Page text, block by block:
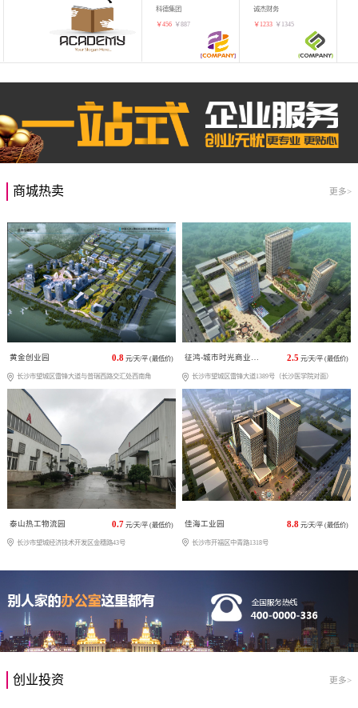
科德集团
￥456 ￥887
诚杰财务
￥ 1233 ￥ 1345
商城热卖 更多>
黄金创业园 0.8 元/天/平 (最低价)
长沙市望城区雷锋大道与普瑞西路交汇处西南角
征鸿-城市时光商业广场 2.5 元/天/平 (最低价)
长沙市望城区雷锋大道1389号（长沙医学院对面）
泰山热工物流园 0.7 元/天/平 (最低价)
长沙市望城经济技术开发区金穗路43号
佳海工业园 8.8 元/天/平 (最低价)
长沙市开福区中青路1318号
创业投资 更多>